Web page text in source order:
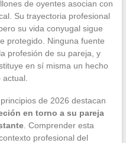
de oyentes asocian con
Su trayectoria profesional
su vida conyugal sigue
protegido. Ninguna fuente
profesión de su pareja, y
en sí misma un hecho
de 2026 destacan
en torno a su pareja
. Comprender esta
profesional del